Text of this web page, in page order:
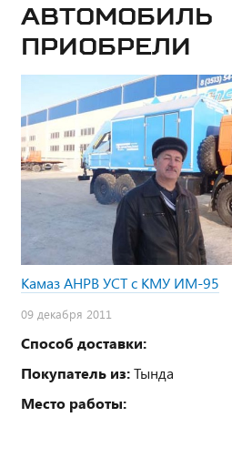
Автомобиль
приобрели
Камаз АНРВ УСТ с КМУ ИМ-95
09 декабря 2011
Способ доставки:
Покупатель из:Тында
Место работы: